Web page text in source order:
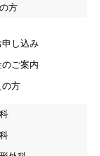
方
し込み
ご案内
の方